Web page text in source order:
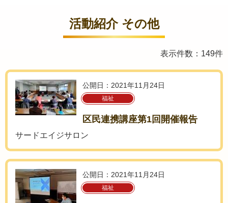
活動紹介 その他
表示件数：149件
公開日：2021年11月24日
福祉
区民連携講座第1回開催報告
サードエイジサロン
公開日：2021年11月24日
福祉